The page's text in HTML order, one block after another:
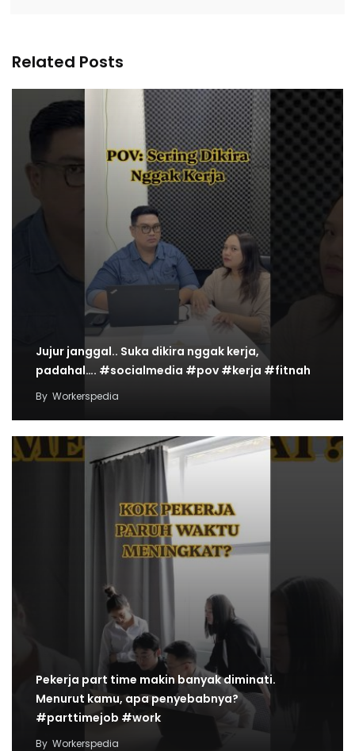
Related Posts
Jujur janggal.. Suka dikira nggak kerja,
padahal…. #socialmedia #pov #kerja #fitnah
By Workerspedia
Pekerja part time makin banyak diminati.
Menurut kamu, apa penyebabnya?
#parttimejob #work
By Workerspedia